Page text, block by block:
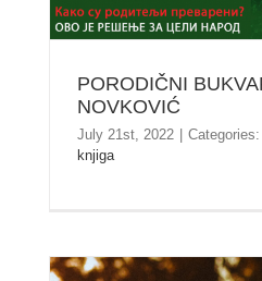
PORODIČNI
NOVKOVIĆ
July 21st, 2022 Categories:
knjiga